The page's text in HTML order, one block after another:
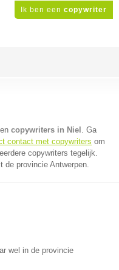
Ik ben een copywriter
copywriters in Niel . Ga
contact met copywriters om
copywriters tegelijk.
de provincie Antwerpen.
wel in de provincie